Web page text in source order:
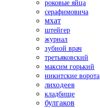
роковые яйца
серафимовича
мхат
штейгер
журнал
зубной врач
третьяковский
максим горький
никитские ворота
лиходеев
кладбище
булгаков